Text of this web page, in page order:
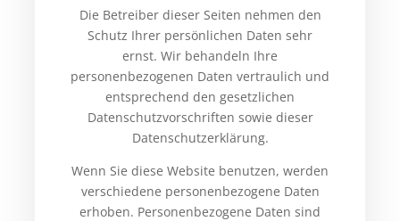
Die Betreiber dieser Seiten nehmen den
Schutz Ihrer persönlichen Daten sehr
ernst. Wir behandeln Ihre
personenbezogenen Daten vertraulich und
entsprechend den gesetzlichen
Datenschutzvorschriften sowie dieser
Datenschutzerklärung.
Wenn Sie diese Website benutzen, werden
verschiedene personenbezogene Daten
erhoben. Personenbezogene Daten sind